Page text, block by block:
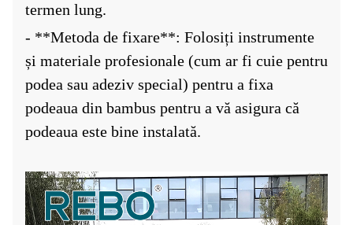
termen lung.
- **Metoda de fixare**: Folosiți instrumente
și materiale profesionale (cum ar fi cuie pentru
podea sau adeziv special) pentru a fixa
podeaua din bambus pentru a vă asigura că
podeaua este bine instalată.